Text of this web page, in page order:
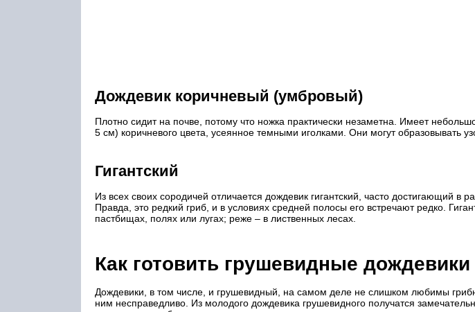
Дождевик коричневый (умбровый)
Плотно сидит на почве, потому что ножка практически незаметна. Имеет
5 см) коричневого цвета, усеянное темными иголками. Они могут образовывать
Гигантский
Из всех своих сородичей отличается дождевик гигантский, часто достигающий в
Правда, это редкий гриб, и в условиях средней полосы его встречают редко.
пастбищах, полях или лугах; реже – в лиственных лесах.
Как готовить грушевидные дождевики
Дождевики, в том числе, и грушевидный, на самом деле не слишком любимы
ним несправедливо. Из молодого дождевика грушевидного получатся